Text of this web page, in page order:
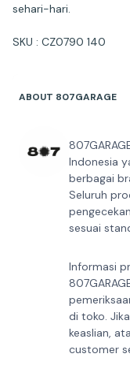
sehari-hari.
SKU : CZ0790 140
ABOUT 807GARAGE
Indonesia
berbagai
Seluruh
sesuai
Informasi
di toko.
keaslian,
customer